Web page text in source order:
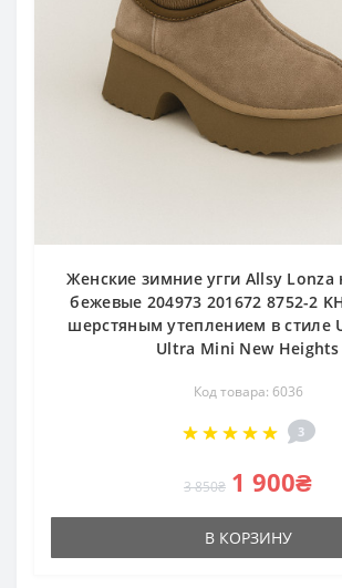
Женские зимние угги Allsy Lonza
бежевые 204973 201672 8752-2
шерстяным утеплением в стиле
Ultra Mini New Heights
Код товара: 6036
3
3 850₴ 1 900₴
В КОРЗИНУ